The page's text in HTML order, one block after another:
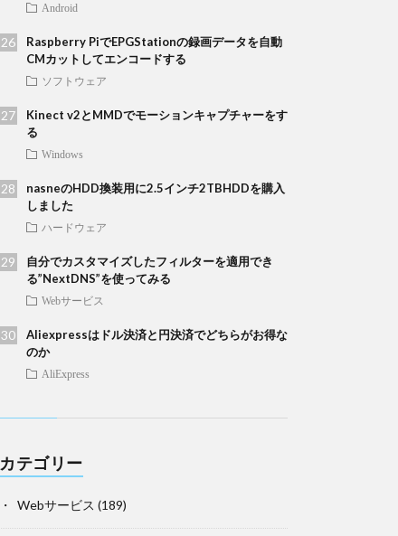
Android
Raspberry PiでEPGStationの録画データを自動
CMカットしてエンコードする
ソフトウェア
Kinect v2とMMDでモーションキャプチャーをす
る
Windows
nasneのHDD換装用に2.5インチ2TBHDDを購入
しました
ハードウェア
自分でカスタマイズしたフィルターを適用でき
る”NextDNS”を使ってみる
Webサービス
Aliexpressはドル決済と円決済でどちらがお得な
のか
AliExpress
カテゴリー
Webサービス (189)